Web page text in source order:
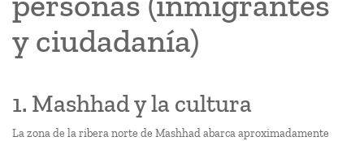
y ciudadanía)
1. Mashhad y la cultura
La zona de la ribera norte de Mashhad abarca aproximadamente